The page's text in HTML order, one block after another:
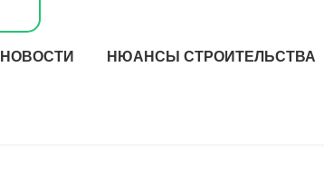
НОВОСТИ НЮАНСЫ СТРОИТЕЛЬСТВА